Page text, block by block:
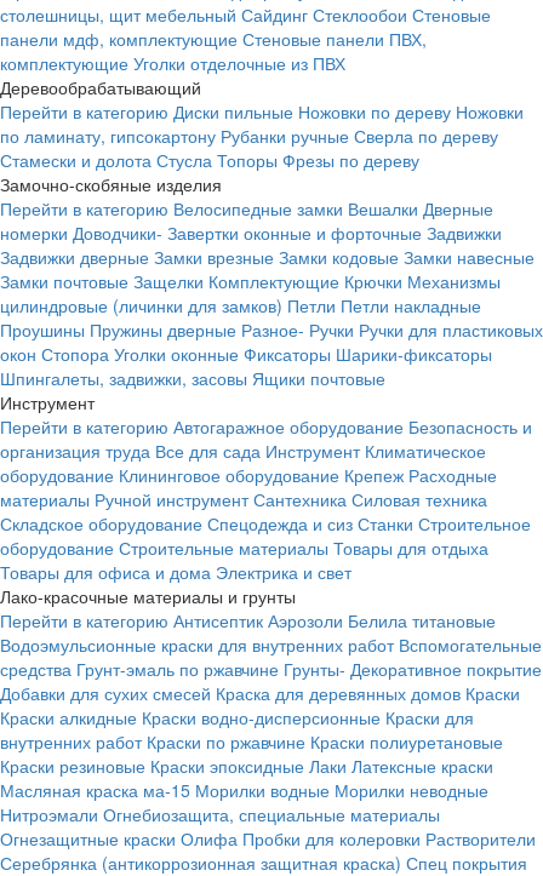
столешницы, щит мебельный Сайдинг Стеклообои Стеновые
панели мдф, комплектующие Стеновые панели ПВХ,
комплектующие Уголки отделочные из ПВХ
Деревообрабатывающий
Перейти в категорию Диски пильные Ножовки по дереву Ножовки
по ламинату, гипсокартону Рубанки ручные Сверла по дереву
Стамески и долота Стусла Топоры Фрезы по дереву
Замочно-скобяные изделия
Перейти в категорию Велосипедные замки Вешалки Дверные
номерки Доводчики- Завертки оконные и форточные Задвижки
Задвижки дверные Замки врезные Замки кодовые Замки навесные
Замки почтовые Защелки Комплектующие Крючки Механизмы
цилиндровые (личинки для замков) Петли Петли накладные
Проушины Пружины дверные Разное- Ручки Ручки для пластиковых
окон Стопора Уголки оконные Фиксаторы Шарики-фиксаторы
Шпингалеты, задвижки, засовы Ящики почтовые
Инструмент
Перейти в категорию Автогаражное оборудование Безопасность и
организация труда Все для сада Инструмент Климатическое
оборудование Клининговое оборудование Крепеж Расходные
материалы Ручной инструмент Сантехника Силовая техника
Складское оборудование Спецодежда и сиз Станки Строительное
оборудование Строительные материалы Товары для отдыха
Товары для офиса и дома Электрика и свет
Лако-красочные материалы и грунты
Перейти в категорию Антисептик Аэрозоли Белила титановые
Водоэмульсионные краски для внутренних работ Вспомогательные
средства Грунт-эмаль по ржавчине Грунты- Декоративное покрытие
Добавки для сухих смесей Краска для деревянных домов Краски
Краски алкидные Краски водно-дисперсионные Краски для
внутренних работ Краски по ржавчине Краски полиуретановые
Краски резиновые Краски эпоксидные Лаки Латексные краски
Масляная краска ма-15 Морилки водные Морилки неводные
Нитроэмали Огнебиозащита, специальные материалы
Огнезащитные краски Олифа Пробки для колеровки Растворители
Серебрянка (антикоррозионная защитная краска) Спец покрытия